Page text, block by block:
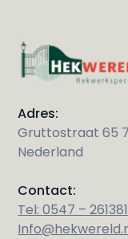
Adres:
Gruttostraat 65
Nederland
Contact:
Tel: 0547 – 261381